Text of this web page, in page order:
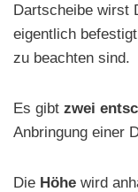
Dartscheibe wirst
eigentlich
zu beachten sind.
Es gibt zwei
Anbringung einer
Die Höhe wird